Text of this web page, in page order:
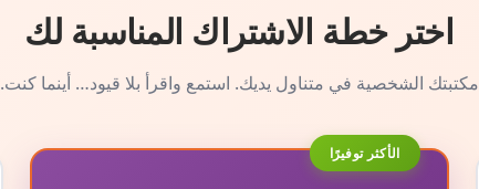
اختر خطة الاشتراك المناسبة لك
مكتبتك الشخصية في متناول يديك. استمع واقرأ بلا قيود… أينما كنت.
الأكثر توفيرًا